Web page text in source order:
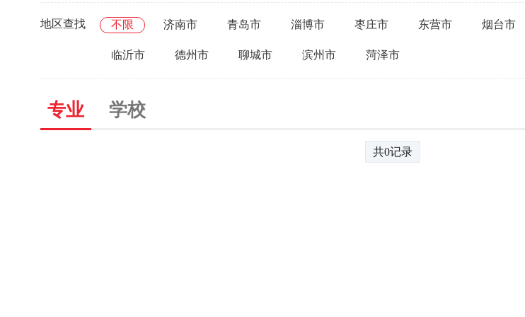
地区查找 不限 济南市 青岛市 淄博市 枣庄市 东营市 烟台市
临沂市 德州市 聊城市 滨州市 菏泽市
专业 学校
共0记录